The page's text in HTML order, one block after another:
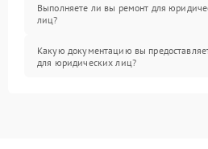
Выполняете ли вы ремонт для
лиц?
Какую документацию вы
для юридических лиц?